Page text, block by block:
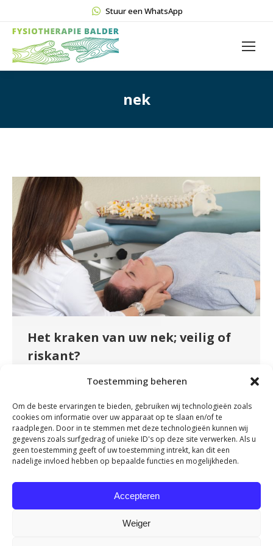
Toestemming beheren
Om de beste ervaringen te bieden, gebruiken wij technologieën zoals
cookies om informatie over uw apparaat op te slaan en/of te
raadplegen. Door in te stemmen met deze technologieën kunnen wij
gegevens zoals surfgedrag of unieke ID's op deze site verwerken. Als u
geen toestemming geeft of uw toestemming intrekt, kan dit een
nadelige invloed hebben op bepaalde functies en mogelijkheden.
Accepteren
Weiger
Stuur een WhatsApp
nek
Het kraken van uw nek; veilig of
riskant?
fydeevitae januari 10, 2024
voorkomende gewoonte. We kraken onze
knokkels, vingers, tenen, rug en zelfs onze nek.
Maar niet iedereen doet het om dezelfde reden.
Sommigen van ons doen dit om de druk die we
verminderen of als reactie op stress. In deze